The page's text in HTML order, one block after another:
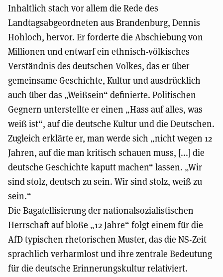
Inhaltlich stach vor allem die Rede des
Landtagsabgeordneten aus Brandenburg, Dennis
Hohloch, hervor. Er forderte die Abschiebung von
Millionen und entwarf ein ethnisch-völkisches
Verständnis des deutschen Volkes, das er über
gemeinsame Geschichte, Kultur und ausdrücklich
auch über das „Weißsein“ definierte. Politischen
Gegnern unterstellte er einen „Hass auf alles, was
weiß ist“, auf die deutsche Kultur und die Deutschen.
Zugleich erklärte er, man werde sich „nicht wegen 12
Jahren, auf die man kritisch schauen muss, [...] die
deutsche Geschichte kaputt machen“ lassen. „Wir
sind stolz, deutsch zu sein. Wir sind stolz, weiß zu
sein.“
Die Bagatellisierung der nationalsozialistischen
Herrschaft auf bloße „12 Jahre“ folgt einem für die
AfD typischen rhetorischen Muster, das die NS-Zeit
sprachlich verharmlost und ihre zentrale Bedeutung
für die deutsche Erinnerungskultur relativiert.